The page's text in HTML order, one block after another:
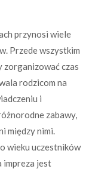
przynosi wiele
Przede wszystkim
czas
rodzicom na
i
zabawy,
między nimi.
wieku uczestników
impreza jest